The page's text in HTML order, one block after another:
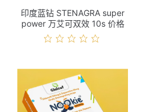
印度蓝钻 STENAGRA super
power 万艾可双效 10s 价格